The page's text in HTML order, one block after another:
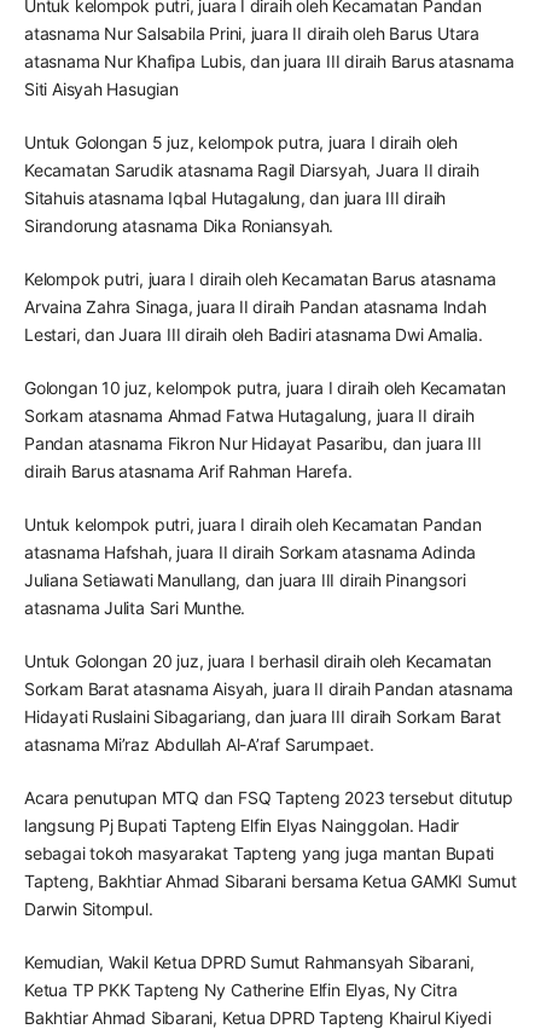
Untuk kelompok putri, juara I diraih oleh Kecamatan Pandan
atasnama Nur Salsabila Prini, juara II diraih oleh Barus Utara
atasnama Nur Khafipa Lubis, dan juara III diraih Barus atasnama
Siti Aisyah Hasugian
Untuk Golongan 5 juz, kelompok putra, juara I diraih oleh
Kecamatan Sarudik atasnama Ragil Diarsyah, Juara II diraih
Sitahuis atasnama Iqbal Hutagalung, dan juara III diraih
Sirandorung atasnama Dika Roniansyah.
Kelompok putri, juara I diraih oleh Kecamatan Barus atasnama
Arvaina Zahra Sinaga, juara II diraih Pandan atasnama Indah
Lestari, dan Juara III diraih oleh Badiri atasnama Dwi Amalia.
Golongan 10 juz, kelompok putra, juara I diraih oleh Kecamatan
Sorkam atasnama Ahmad Fatwa Hutagalung, juara II diraih
Pandan atasnama Fikron Nur Hidayat Pasaribu, dan juara III
diraih Barus atasnama Arif Rahman Harefa.
Untuk kelompok putri, juara I diraih oleh Kecamatan Pandan
atasnama Hafshah, juara II diraih Sorkam atasnama Adinda
Juliana Setiawati Manullang, dan juara III diraih Pinangsori
atasnama Julita Sari Munthe.
Untuk Golongan 20 juz, juara I berhasil diraih oleh Kecamatan
Sorkam Barat atasnama Aisyah, juara II diraih Pandan atasnama
Hidayati Ruslaini Sibagariang, dan juara III diraih Sorkam Barat
atasnama Mi’raz Abdullah Al-A’raf Sarumpaet.
Acara penutupan MTQ dan FSQ Tapteng 2023 tersebut ditutup
langsung Pj Bupati Tapteng Elfin Elyas Nainggolan. Hadir
sebagai tokoh masyarakat Tapteng yang juga mantan Bupati
Tapteng, Bakhtiar Ahmad Sibarani bersama Ketua GAMKI Sumut
Darwin Sitompul.
Kemudian, Wakil Ketua DPRD Sumut Rahmansyah Sibarani,
Ketua TP PKK Tapteng Ny Catherine Elfin Elyas, Ny Citra
Bakhtiar Ahmad Sibarani, Ketua DPRD Tapteng Khairul Kiyedi